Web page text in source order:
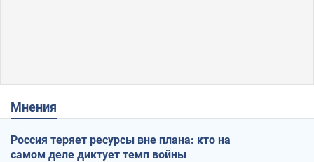
Мнения
Россия теряет ресурсы вне плана: кто на
самом деле диктует темп войны